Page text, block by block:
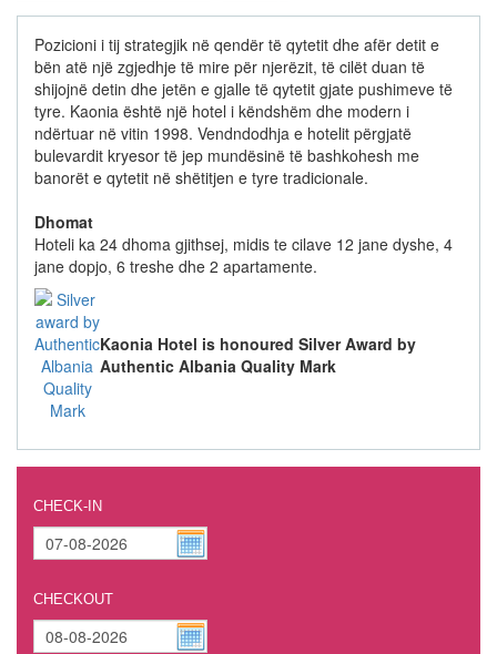
Pozicioni i tij strategjik në qendër të qytetit dhe afër detit e
bën atë një zgjedhje të mire për njerëzit, të cilët duan të
shijojnë detin dhe jetën e gjalle të qytetit gjate pushimeve të
tyre. Kaonia është një hotel i këndshëm dhe modern i
ndërtuar në vitin 1998. Vendndodhja e hotelit përgjatë
bulevardit kryesor të jep mundësinë të bashkohesh me
banorët e qytetit në shëtitjen e tyre tradicionale.
Dhomat
Hoteli ka 24 dhoma gjithsej, midis te cilave 12 jane dyshe, 4
jane dopjo, 6 treshe dhe 2 apartamente.
Kaonia Hotel is honoured Silver Award by
Authentic Albania Quality Mark
CHECK-IN
CHECKOUT